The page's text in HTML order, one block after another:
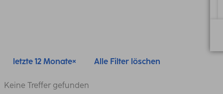
letzte 12 Monate Alle Filter löschen
Keine Treffer gefunden